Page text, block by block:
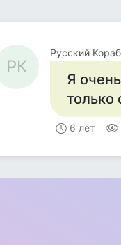
РК
Русский
Я
только
6 лет